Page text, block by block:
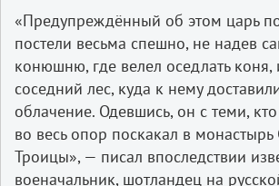
«Предупреждённый об этом царь
постели весьма спешно, не надев
конюшню, где велел оседлать коня,
соседний лес, куда к нему
облачение. Одевшись, он с теми,
во весь опор поскакал в монастырь
Троицы», — писал впоследствии
военачальник, шотландец на